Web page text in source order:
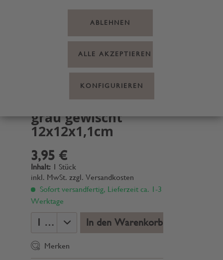
Hänger Herz Metall
grau gewischt
12x12x1,1cm
3,95 €
Inhalt: 1 Stück
inkl. MwSt. zzgl. Versandkosten
Sofort versandfertig, Lieferzeit ca. 1-3
Werktage
In den Warenkorb
Merken
ABLEHNEN
ALLE AKZEPTIEREN
KONFIGURIEREN